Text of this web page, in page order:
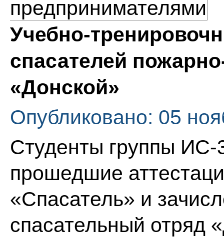
предпринимателями
Учебно-
спасателей
«Донской»
Опубликовано: 05
Студенты группы
прошедшие
«Спасатель» и
спасательный отряд